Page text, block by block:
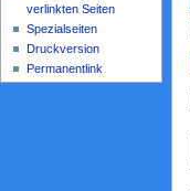
verlinkten Seiten
Spezialseiten
Druckversion
Permanentlink